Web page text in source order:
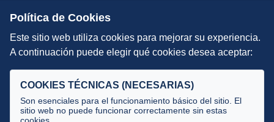
Escuelas de Triatlón
DIRECCIÓN TÉCNICA
Selecciones
Tecnificación
Política de Cookies
Este sitio web utiliza cookies para mejorar su experiencia.
A continuación puede elegir qué cookies desea aceptar:
COOKIES TÉCNICAS (NECESARIAS)
Son esenciales para el funcionamiento básico del sitio. El
sitio web no puede funcionar correctamente sin estas